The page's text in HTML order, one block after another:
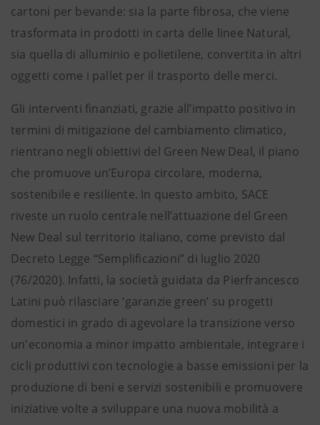
cartoni per bevande: sia la parte fibrosa, che viene
trasformata in prodotti in carta delle linee Natural,
sia quella di alluminio e polietilene, convertita in altri
oggetti come i pallet per il trasporto delle merci.
Gli interventi finanziati, grazie all’impatto positivo in
termini di mitigazione del cambiamento climatico,
rientrano negli obiettivi del Green New Deal, il piano
che promuove un’Europa circolare, moderna,
sostenibile e resiliente. In questo ambito, SACE
riveste un ruolo centrale nell’attuazione del Green
New Deal sul territorio italiano, come previsto dal
Decreto Legge “Semplificazioni” di luglio 2020
(76/2020). Infatti, la società guidata da Pierfrancesco
Latini può rilasciare ‘garanzie green’ su progetti
domestici in grado di agevolare la transizione verso
un'economia a minor impatto ambientale, integrare i
cicli produttivi con tecnologie a basse emissioni per la
produzione di beni e servizi sostenibili e promuovere
iniziative volte a sviluppare una nuova mobilità a